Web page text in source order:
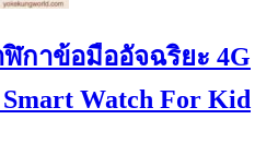
กาข้อมืออัจฉริยะ 4G
Watch For Kid